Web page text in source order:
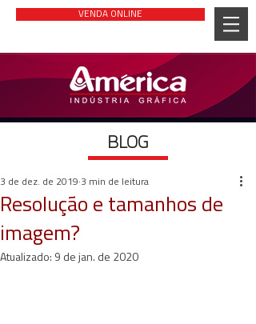
VENDA ONLINE
BLOG
Resolução e tamanhos de
imagem?
3 de dez. de 2019 3 min de leitura
Atualizado: 9 de jan. de 2020